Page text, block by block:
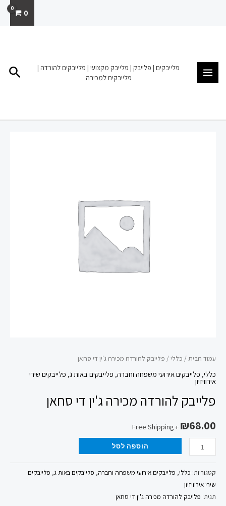
0
פלייבקים | פלייבק | פלייבק מקצועי | פלייבקים להורדה |
פלייבקים למכירה
עמוד הבית/ כללי/ פלייבק להורדה מכירה ג'ין די סחאן
כללי, פלייבקים אירועי משפחה וחברה, פלייבקים באות ג, פלייבקים שירי
אירוויזיון
פלייבק להורדה מכירה ג'ין די סחאן
₪68.00
+ Free Shipping
הוספה לסל
קטגוריות: כללי, פלייבקים אירועי משפחה וחברה, פלייבקים באות ג, פלייבקים
שירי אירוויזיון
תגית: פלייבק להורדה מכירה ג'ין די סחאן